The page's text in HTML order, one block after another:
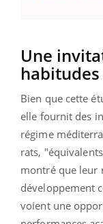
Une
Bien que cette
elle fournit des
régime
rats,
montré que leur
développement
voient une